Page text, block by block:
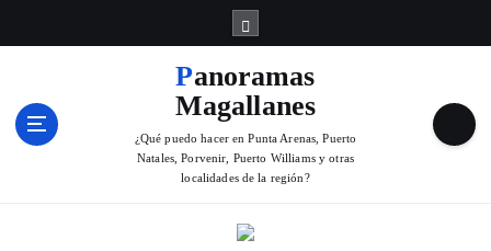
Panoramas
Magallanes
¿Qué puedo hacer en Punta Arenas, Puerto
Natales, Porvenir, Puerto Williams y otras
localidades de la región?